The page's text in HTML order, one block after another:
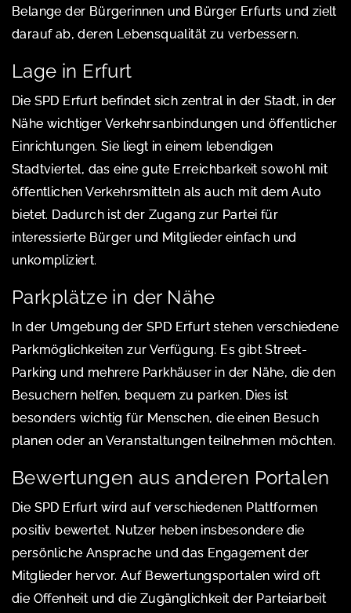
Belange der Bürgerinnen und Bürger Erfurts und zielt
darauf ab, deren Lebensqualität zu verbessern.
Lage in Erfurt
Die SPD Erfurt befindet sich zentral in der Stadt, in der
Nähe wichtiger Verkehrsanbindungen und öffentlicher
Einrichtungen. Sie liegt in einem lebendigen
Stadtviertel, das eine gute Erreichbarkeit sowohl mit
öffentlichen Verkehrsmitteln als auch mit dem Auto
bietet. Dadurch ist der Zugang zur Partei für
interessierte Bürger und Mitglieder einfach und
unkompliziert.
Parkplätze in der Nähe
In der Umgebung der SPD Erfurt stehen verschiedene
Parkmöglichkeiten zur Verfügung. Es gibt Street-
Parking und mehrere Parkhäuser in der Nähe, die den
Besuchern helfen, bequem zu parken. Dies ist
besonders wichtig für Menschen, die einen Besuch
planen oder an Veranstaltungen teilnehmen möchten.
Bewertungen aus anderen Portalen
Die SPD Erfurt wird auf verschiedenen Plattformen
positiv bewertet. Nutzer heben insbesondere die
persönliche Ansprache und das Engagement der
Mitglieder hervor. Auf Bewertungsportalen wird oft
die Offenheit und die Zugänglichkeit der Parteiarbeit